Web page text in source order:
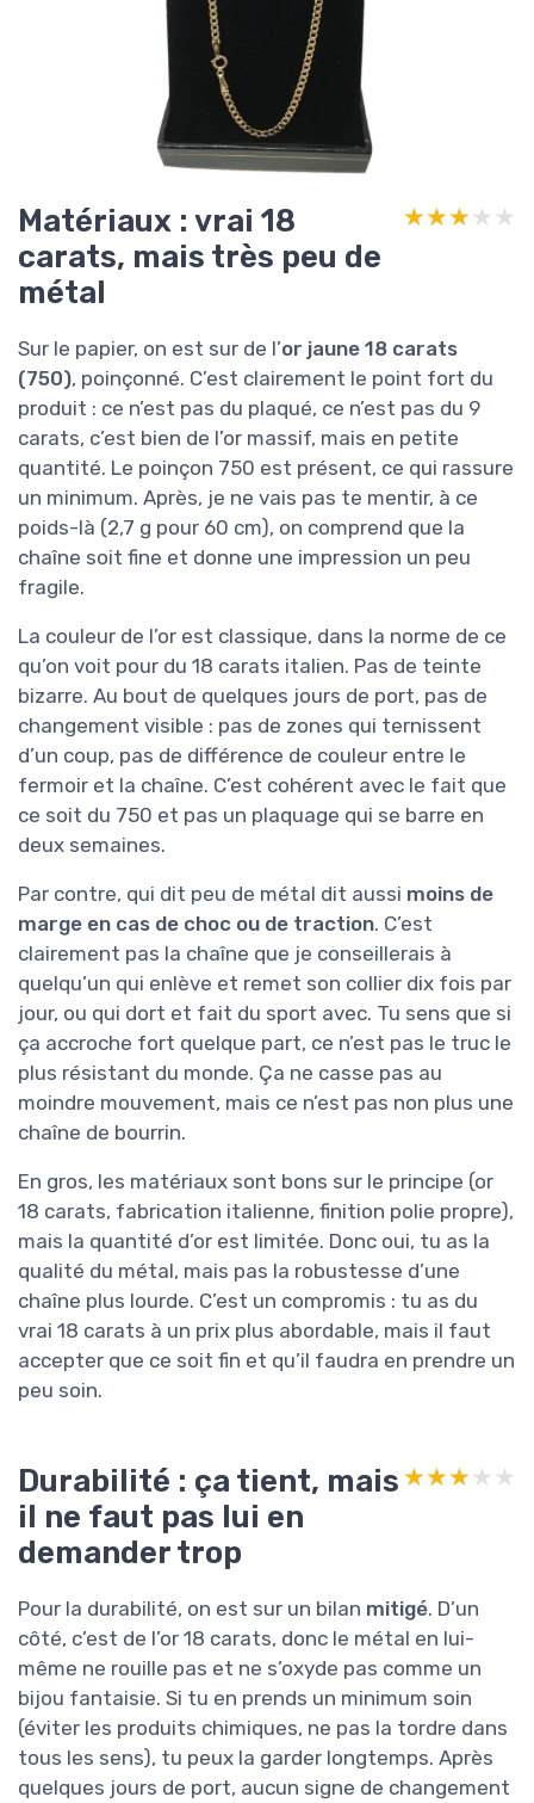
Matériaux : vrai 18
carats, mais très peu de
métal
★★★★★
★★★★★
Sur le papier, on est sur de l’or jaune 18 carats
(750), poinçonné. C’est clairement le point fort du
produit : ce n’est pas du plaqué, ce n’est pas du 9
carats, c’est bien de l’or massif, mais en petite
quantité. Le poinçon 750 est présent, ce qui rassure
un minimum. Après, je ne vais pas te mentir, à ce
poids-là (2,7 g pour 60 cm), on comprend que la
chaîne soit fine et donne une impression un peu
fragile.
La couleur de l’or est classique, dans la norme de ce
qu’on voit pour du 18 carats italien. Pas de teinte
bizarre. Au bout de quelques jours de port, pas de
changement visible : pas de zones qui ternissent
d’un coup, pas de différence de couleur entre le
fermoir et la chaîne. C’est cohérent avec le fait que
ce soit du 750 et pas un plaquage qui se barre en
deux semaines.
Par contre, qui dit peu de métal dit aussi moins de
marge en cas de choc ou de traction. C’est
clairement pas la chaîne que je conseillerais à
quelqu’un qui enlève et remet son collier dix fois par
jour, ou qui dort et fait du sport avec. Tu sens que si
ça accroche fort quelque part, ce n’est pas le truc le
plus résistant du monde. Ça ne casse pas au
moindre mouvement, mais ce n’est pas non plus une
chaîne de bourrin.
En gros, les matériaux sont bons sur le principe (or
18 carats, fabrication italienne, finition polie propre),
mais la quantité d’or est limitée. Donc oui, tu as la
qualité du métal, mais pas la robustesse d’une
chaîne plus lourde. C’est un compromis : tu as du
vrai 18 carats à un prix plus abordable, mais il faut
accepter que ce soit fin et qu’il faudra en prendre un
peu soin.
Durabilité : ça tient, mais
il ne faut pas lui en
demander trop
★★★★★
★★★★★
Pour la durabilité, on est sur un bilan mitigé. D’un
côté, c’est de l’or 18 carats, donc le métal en lui-
même ne rouille pas et ne s’oxyde pas comme un
bijou fantaisie. Si tu en prends un minimum soin
(éviter les produits chimiques, ne pas la tordre dans
tous les sens), tu peux la garder longtemps. Après
quelques jours de port, aucun signe de changement